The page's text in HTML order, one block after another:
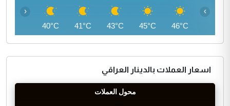
46°C
45°C
43°C
41°C
40°C
‹ ›
اسعار العملات بالدينار العراقي